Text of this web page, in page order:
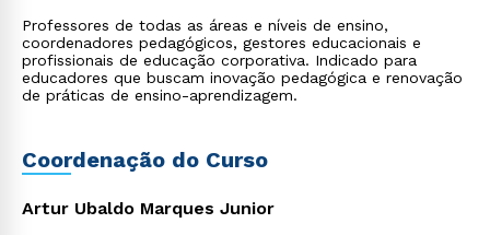
Professores de todas as áreas e níveis de ensino,
coordenadores pedagógicos, gestores educacionais e
profissionais de educação corporativa. Indicado para
educadores que buscam inovação pedagógica e renovação
de práticas de ensino-aprendizagem.
Coordenação do Curso
Artur Ubaldo Marques Junior